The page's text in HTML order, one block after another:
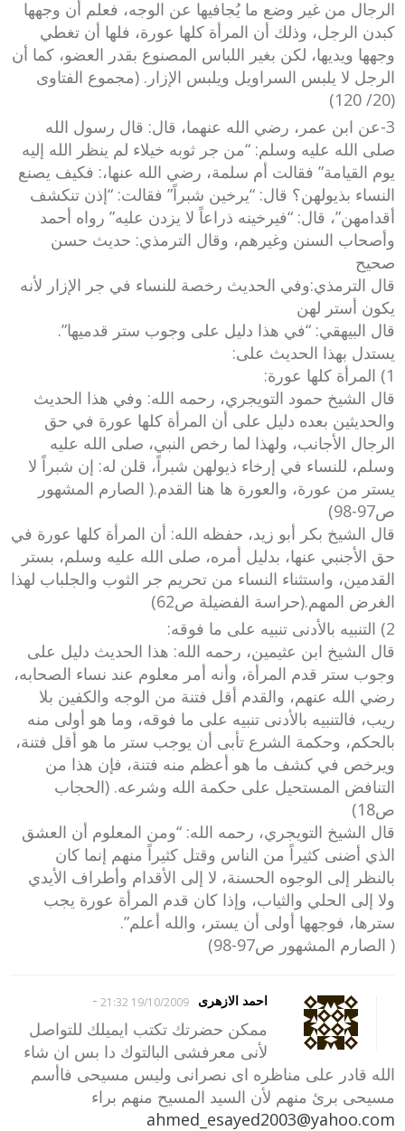
الرجال من غير وضع ما يُجافيها عن الوجه، فعلم أن وجهها
كبدن الرجل، وذلك أن المرأة كلها عورة، فلها أن تغطي
وجهها ويديها، لكن بغير اللباس المصنوع بقدر العضو، كما أن
الرجل لا يلبس السراويل ويلبس الإزار. (مجموع الفتاوى
(20/ 120)
3-عن ابن عمر، رضي الله عنهما، قال: قال رسول الله
صلى الله عليه وسلم: “من جر ثوبه خيلاء لم ينظر الله إليه
يوم القيامة” فقالت أم سلمة، رضي الله عنها،: فكيف يصنع
النساء بذيولهن؟ قال: “يرخين شبراً” فقالت: “إذن تنكشف
أقدامهن”، قال: “فيرخينه ذراعاً لا يزدن عليه” رواه أحمد
وأصحاب السنن وغيرهم، وقال الترمذي: حديث حسن
صحيح
قال الترمذي:وفي الحديث رخصة للنساء في جر الإزار لأنه
يكون أستر لهن
قال البيهقي: “في هذا دليل على وجوب ستر قدميها”.
يستدل بهذا الحديث على:
1) المرأة كلها عورة:
قال الشيخ حمود التويجري، رحمه الله: وفي هذا الحديث
والحديثين بعده دليل على أن المرأة كلها عورة في حق
الرجال الأجانب، ولهذا لما رخص النبي، صلى الله عليه
وسلم، للنساء في إرخاء ذيولهن شبراً، قلن له: إن شبراً لا
يستر من عورة، والعورة ها هنا القدم.( الصارم المشهور
ص97-98)
قال الشيخ بكر أبو زيد، حفظه الله: أن المرأة كلها عورة في
حق الأجنبي عنها، بدليل أمره، صلى الله عليه وسلم، بستر
القدمين، واستثناء النساء من تحريم جر الثوب والجلباب لهذا
الغرض المهم.(حراسة الفضيلة ص62)
2) التنبيه بالأدنى تنبيه على ما فوقه:
قال الشيخ ابن عثيمين، رحمه الله: هذا الحديث دليل على
وجوب ستر قدم المرأة، وأنه أمر معلوم عند نساء الصحابه،
رضي الله عنهم، والقدم أقل فتنة من الوجه والكفين بلا
ريب، فالتنبيه بالأدنى تنبيه على ما فوقه، وما هو أولى منه
بالحكم، وحكمة الشرع تأبى أن يوجب ستر ما هو أقل فتنة،
ويرخص في كشف ما هو أعظم منه فتنة، فإن هذا من
التنافض المستحيل على حكمة الله وشرعه. (الحجاب
ص18)
قال الشيخ التويجري، رحمه الله: “ومن المعلوم أن العشق
الذي أضنى كثيراً من الناس وقتل كثيراً منهم إنما كان
بالنظر إلى الوجوه الحسنة، لا إلى الأقدام وأطراف الأيدي
ولا إلى الحلي والثياب، وإذا كان قدم المرأة عورة يجب
سترها، فوجهها أولى أن يستر، والله أعلم”.
( الصارم المشهور ص97-98)
احمد الازهرى 19/10/2009 21:32
-
ممكن حضرتك تكتب ايميلك للتواصل
لأنى معرفشى البالتوك دا بس ان شاء
الله قادر على مناظره اى نصرانى وليس مسيحى فاأسم
مسيحى برئ منهم لأن السيد المسيح منهم براء
ahmed_esayed2003@yahoo.com